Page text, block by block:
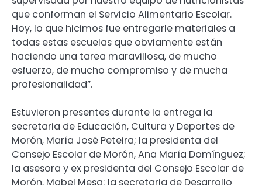
que conforman el Servicio Alimentario Escolar.
Hoy, lo que hicimos fue entregarle materiales a
todas estas escuelas que obviamente están
haciendo una tarea maravillosa, de mucho
esfuerzo, de mucho compromiso y de mucha
profesionalidad”.
Estuvieron presentes durante la entrega la
secretaria de Educación, Cultura y Deportes de
Morón, María José Peteira; la presidenta del
Consejo Escolar de Morón, Ana María Domínguez;
la asesora y ex presidenta del Consejo Escolar de
Morón, Mabel Mesa; la secretaria de Desarrollo